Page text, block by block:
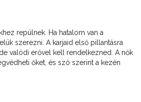
repülnek. Ha hatalom van a
szerezni. A karjaid első pillantásra
valódi erővel kell rendelkezned. A nők
őket, és szó szerint a kezén